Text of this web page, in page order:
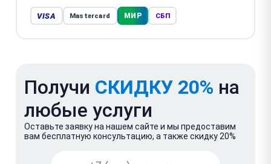
VISA Mastercard МИР СБП
Получи СКИДКУ 20% на
любые услуги
Оставьте заявку на нашем сайте и мы предоставим
вам бесплатную консультацию, а также скидку 20%